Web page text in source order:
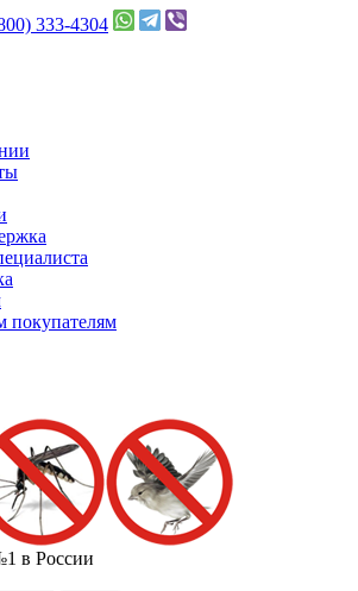
333-4304
покупателям
в России